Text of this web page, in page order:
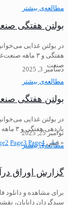
مطالعه‌ی بیشتر
بولتن هفتگی صنعت
در بولتن غذایی
هفتگی و ۳
صنعت
مطالعه‌ی بیشتر
دسامبر 3, 2025
بولتن هفتگی صنعت
در بولتن غذایی
بازدهی هفتگی و ۳ ماهه صنعت‌غذایی ️بررسی مهم‌ترین اخبار منتشر شده در کدال
مطالعه‌ی بیشتر
نوامبر 25, 2025
« قبلی
2 Page3 Page4
گزارش اوراق
سبدگردان دانایان،